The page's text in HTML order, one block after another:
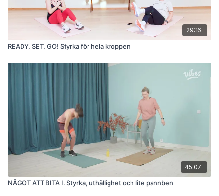
29:16
READY, SET, GO! Styrka för hela kroppen
45:07
NÅGOT ATT BITA I. Styrka, uthållighet och lite pannben